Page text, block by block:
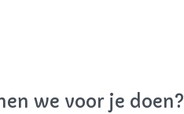
we voor je doen?